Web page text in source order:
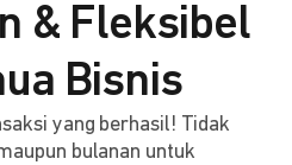
& Fleksibel
Bisnis
yang berhasil! Tidak
bulanan untuk